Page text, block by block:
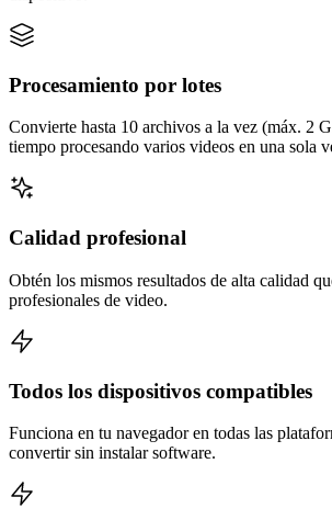
Procesamiento por lotes
Convierte hasta 10 archivos a la vez (máx. 2
tiempo procesando varios videos en una sola
Calidad profesional
Obtén los mismos resultados de alta calidad
profesionales de video.
Todos los dispositivos compatibles
Funciona en tu navegador en todas las
convertir sin instalar software.